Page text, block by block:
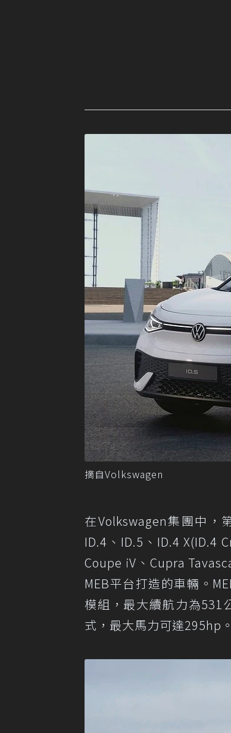
摘自Volkswagen
在Volkswagen集團中，
ID.4、ID.5、ID.4 X(ID.4
Coupe iV、Cupra
MEB平台打造的車輛。
模組，最大續航力為531
式，最大馬力可達295hp。